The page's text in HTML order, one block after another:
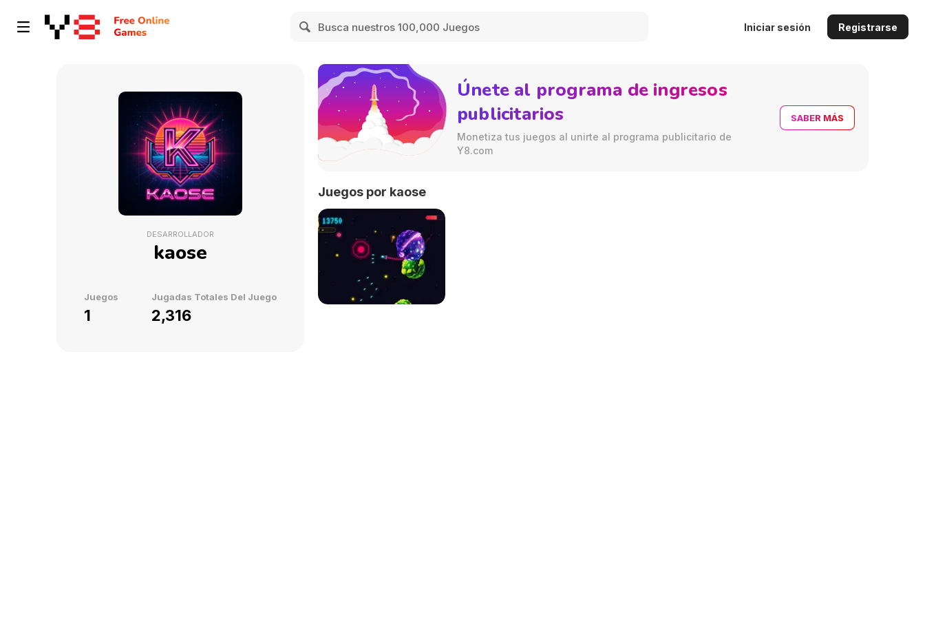
Iniciar sesión Registrarse
DESARROLLADOR
kaose
Juegos
1
Jugadas Totales Del Juego
2,316
Únete al programa de ingresos
publicitarios
Monetiza tus juegos al unirte al programa publicitario de
Y8.com
SABER MÁS
Juegos por kaose